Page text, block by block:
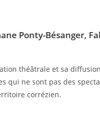
Ponty-Bésanger,
théâtrale et sa
qui ne sont pas des
corrézien.